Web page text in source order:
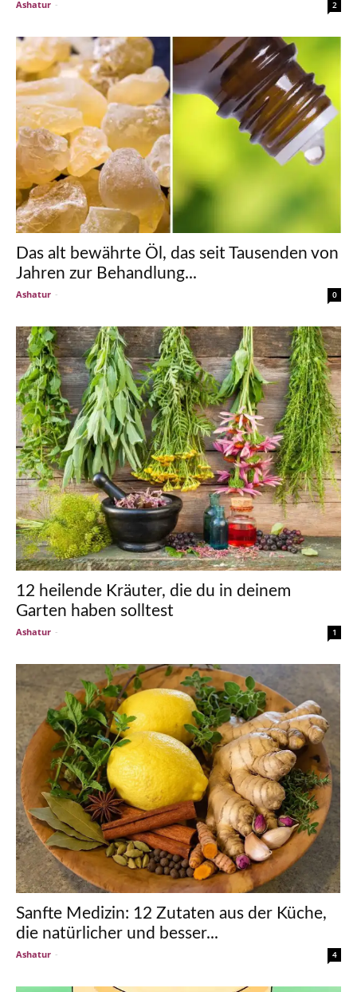
Ashatur - 2
Das alt bewährte Öl, das seit Tausenden von
Jahren zur Behandlung...
Ashatur - 0
12 heilende Kräuter, die du in deinem
Garten haben solltest
Ashatur - 1
Sanfte Medizin: 12 Zutaten aus der Küche,
die natürlicher und besser...
Ashatur - 4